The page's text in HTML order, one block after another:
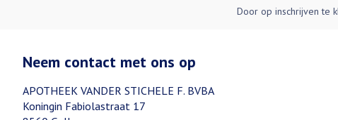
Door op inschrijven te
Neem contact met ons op
APOTHEEK VANDER STICHELE F. BVBA
Koningin Fabiolastraat 17